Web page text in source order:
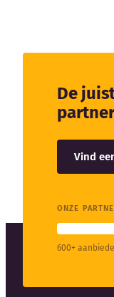
De
Vind
ONZE
600+